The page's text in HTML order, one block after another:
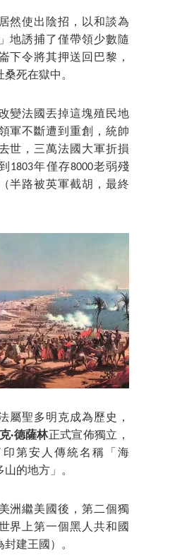
然使出陰招，以和談為
地誘捕了僅帶領少數隨
下令將其押送回巴黎，
死在獄中。
變法國丟掉這塊殖民地
軍不斷遭到重創，統帥
世，三萬法國大軍折損
1803年僅存8000老弱殘
半路被英軍截胡，最終
屬聖多明克成為歷史，
·德薩林正式宣佈獨立，
第安人傳統名稱「海
的地方」。
洲繼美國後，第二個獨
界上第一個黑人共和國
封建王國）。